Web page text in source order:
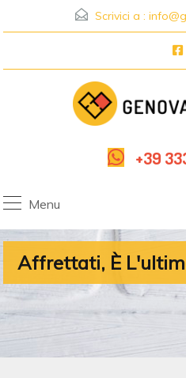
Scrivici a :
+39
Menu
Affrettati, È